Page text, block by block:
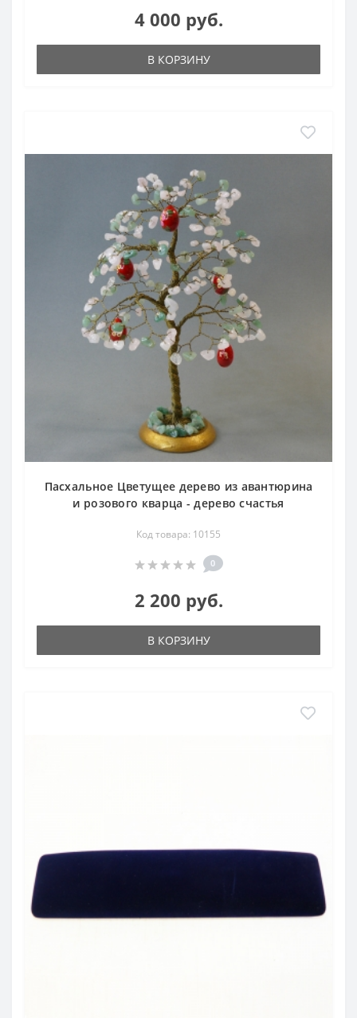
4 000 руб.
В КОРЗИНУ
Пасхальное Цветущее дерево из авантюрина
и розового кварца - дерево счастья
Код товара: 10155
0
2 200 руб.
В КОРЗИНУ